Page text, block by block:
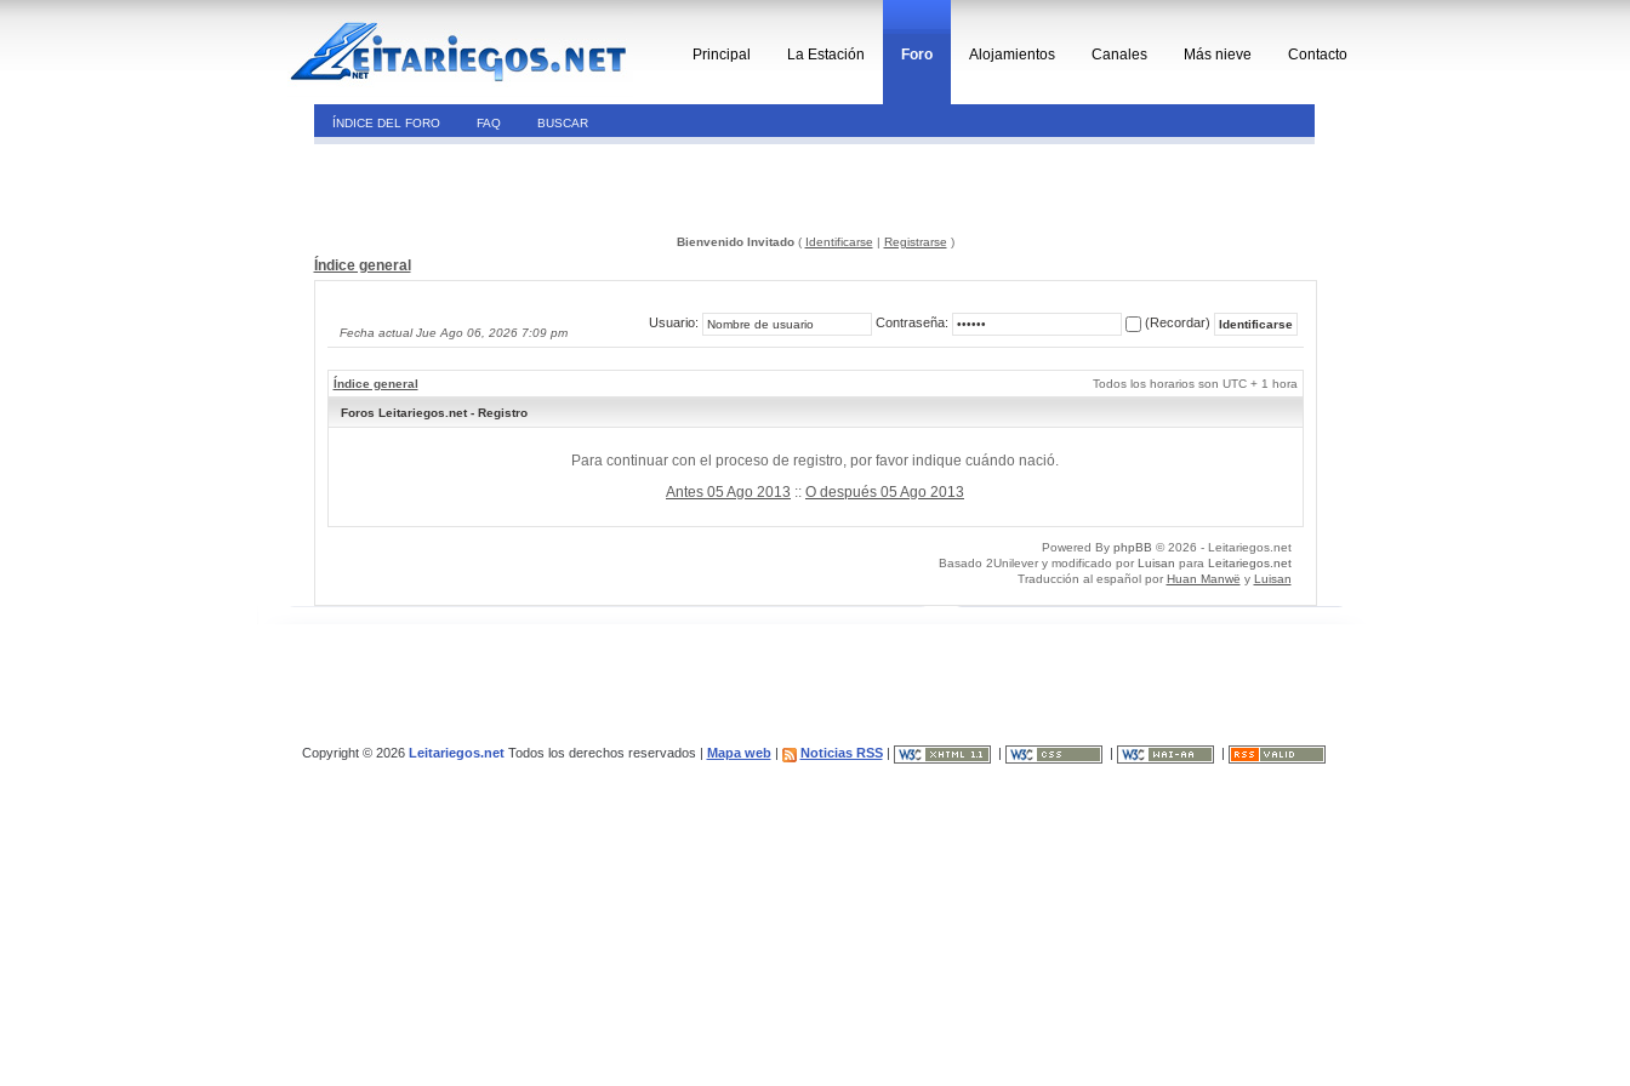
Principal La Estación Foro Alojamientos Canales Más nieve Contacto
ÍNDICE DEL FORO FAQ BUSCAR
Bienvenido Invitado( Identificarse | Registrarse )
Índice general
Fecha actual Jue Ago 06, 2026 7:09 pm
Usuario: Contraseña: (Recordar)
Índice general Todos los horarios son UTC + 1 hora
Foros Leitariegos.net - Registro
Para continuar con el proceso de registro, por favor indique cuándo nació.
Antes 05 Ago 2013 :: O después 05 Ago 2013
Powered By phpBB © 2026 - Leitariegos.net
Basado 2Unilever y modificado por Luisan para Leitariegos.net
Traducción al español por Huan Manwë y Luisan
Copyright © 2026 Leitariegos.netTodos los derechos reservados | Mapa web| Noticias RSS|